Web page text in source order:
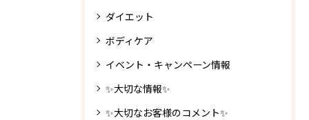
ダイエット
ボディケア
イベント・キャンペーン情報
✨大切な情報✨
✨大切なお客様のコメント✨